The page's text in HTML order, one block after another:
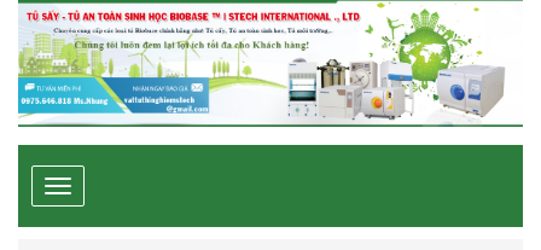
Toggle
navigation